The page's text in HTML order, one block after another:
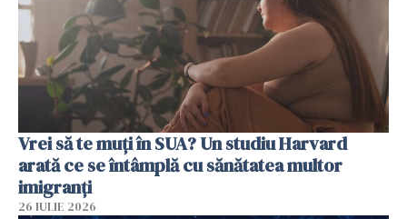
Vrei să te muți în SUA? Un studiu Harvard
arată ce se întâmplă cu sănătatea multor
imigranți
26 IULIE 2026